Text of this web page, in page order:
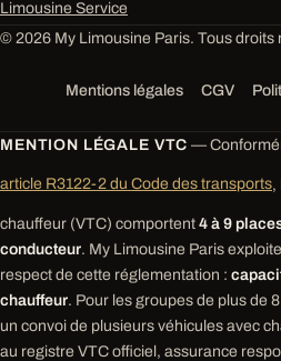
Limousine Service
© 2026 My Limousine Paris. Tous droits
Mentions légales CGV
MENTION LÉGALE VTC —
article R3122-2 du Code des transports,
chauffeur (VTC) comportent 4 à 9
conducteur. My Limousine Paris
respect de cette réglementation :
chauffeur. Pour les groupes de plus de
un convoi de plusieurs véhicules avec
au registre VTC officiel, assurance